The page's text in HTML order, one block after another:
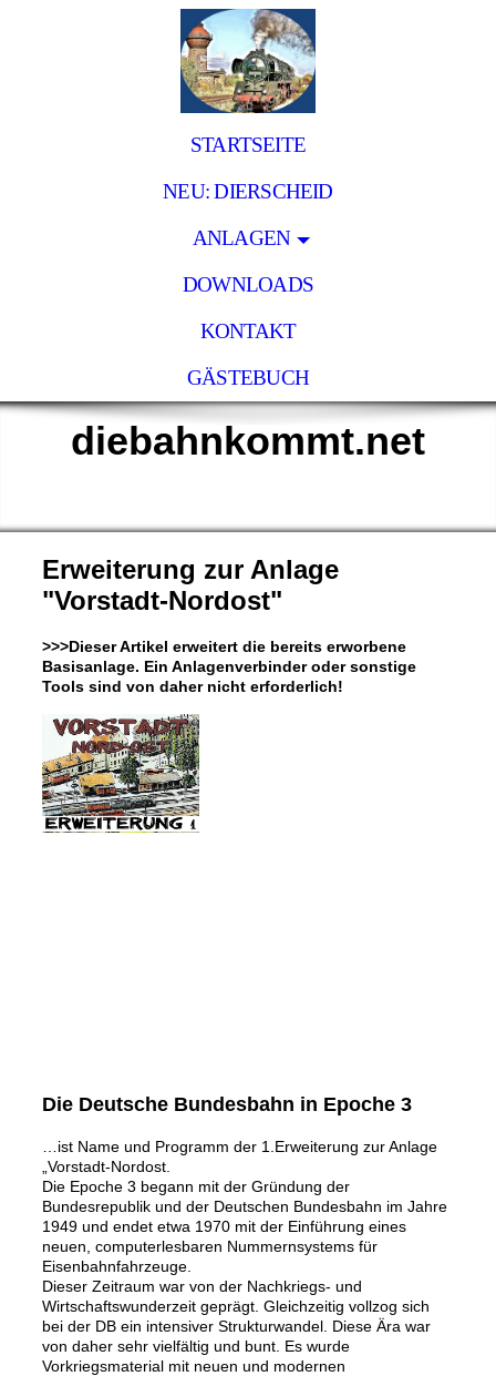
STARTSEITE
NEU: DIERSCHEID
ANLAGEN
DOWNLOADS
KONTAKT
GÄSTEBUCH
diebahnkommt.net
Erweiterung zur Anlage
"Vorstadt-Nordost"
>>>Dieser Artikel erweitert die bereits erworbene
Basisanlage. Ein Anlagenverbinder oder sonstige
Tools sind von daher nicht erforderlich!
Die Deutsche Bundesbahn in Epoche 3
…ist Name und Programm der 1.Erweiterung zur Anlage
„Vorstadt-Nordost.
Die Epoche 3 begann mit der Gründung der
Bundesrepublik und der Deutschen Bundesbahn im Jahre
1949 und endet etwa 1970 mit der Einführung eines
neuen, computerlesbaren Nummernsystems für
Eisenbahnfahrzeuge.
Dieser Zeitraum war von der Nachkriegs- und
Wirtschaftswunderzeit geprägt. Gleichzeitig vollzog sich
bei der DB ein intensiver Strukturwandel. Diese Ära war
von daher sehr vielfältig und bunt. Es wurde
Vorkriegsmaterial mit neuen und modernen